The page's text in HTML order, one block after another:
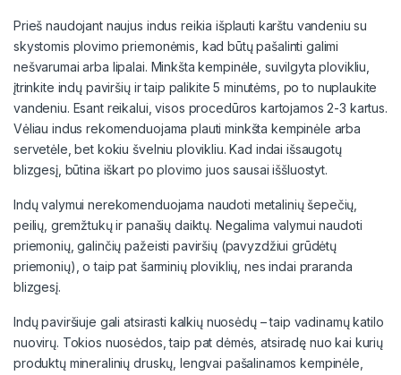
Prieš naudojant naujus indus reikia išplauti karštu vandeniu su
skystomis plovimo priemonėmis, kad būtų pašalinti galimi
nešvarumai arba lipalai. Minkšta kempinėle, suvilgyta plovikliu,
įtrinkite indų paviršių ir taip palikite 5 minutėms, po to nuplaukite
vandeniu. Esant reikalui, visos procedūros kartojamos 2-3 kartus.
Vėliau indus rekomenduojama plauti minkšta kempinėle arba
servetėle, bet kokiu švelniu plovikliu. Kad indai išsaugotų
blizgesį, būtina iškart po plovimo juos sausai iššluostyt.
Indų valymui nerekomenduojama naudoti metalinių šepečių,
peilių, gremžtukų ir panašių daiktų. Negalima valymui naudoti
priemonių, galinčių pažeisti paviršių (pavyzdžiui grūdėtų
priemonių), o taip pat šarminių ploviklių, nes indai praranda
blizgesį.
Indų paviršiuje gali atsirasti kalkių nuosėdų – taip vadinamų katilo
nuovirų. Tokios nuosėdos, taip pat dėmės, atsiradę nuo kai kurių
produktų mineralinių druskų, lengvai pašalinamos kempinėle,